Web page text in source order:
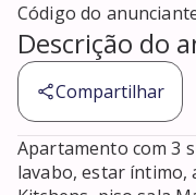
Código do
Descrição do
Compartilhar
Apartamento com 3
lavabo, estar íntimo,